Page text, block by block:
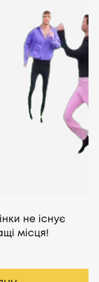
не існує
місця!